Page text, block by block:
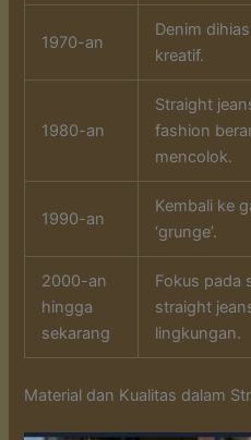
1970-an
Denim
kreatif.
1980-an
Straight
fashion
mencolok.
1990-an
Kembali ke
‘grunge’.
2000-an
hingga
sekarang
Fokus pada
straight
lingkungan.
Material dan Kualitas dalam